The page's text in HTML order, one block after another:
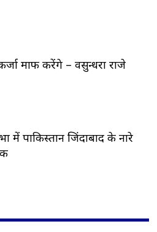
माफ करेंगे – वसुन्धरा राजे
में पाकिस्तान जिंदाबाद के नारे